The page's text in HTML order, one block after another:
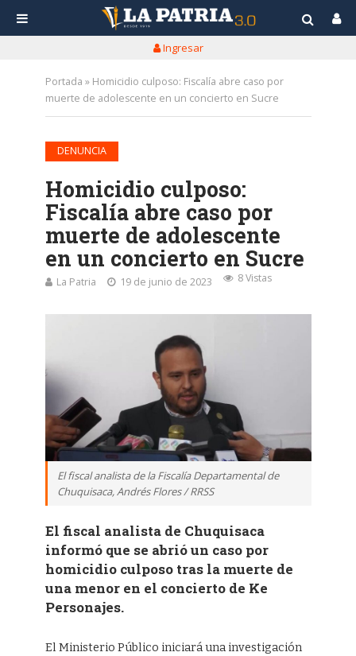
Ingresar
Portada » Homicidio culposo: Fiscalía abre caso por
muerte de adolescente en un concierto en Sucre
DENUNCIA
Homicidio culposo:
Fiscalía abre caso por
muerte de adolescente
en un concierto en Sucre
La Patria 19 de junio de 2023 8 Vistas
El fiscal analista de la Fiscalía Departamental de
Chuquisaca, Andrés Flores / RRSS
El fiscal analista de Chuquisaca
informó que se abrió un caso por
homicidio culposo tras la muerte de
una menor en el concierto de Ke
Personajes.
El Ministerio Público iniciará una investigación